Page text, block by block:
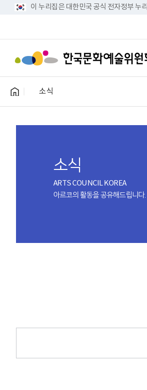
이 누리집은 대한민국 공식 전자정부 누
소식
소식
ARTS COUNCIL KOREA
아르코의 활동을 공유해드립니다.